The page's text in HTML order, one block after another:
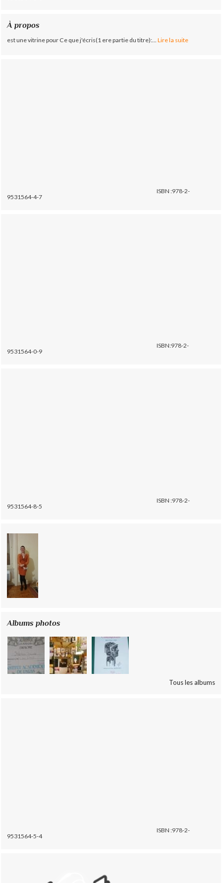
À propos
est une vitrine pour Ce que j'écris(1 ere partie du titre):... Lire la suite
ISBN :978-2-
9531564-4-7
ISBN:978-2-
9531564-0-9
ISBN :978-2-
9531564-8-5
Albums photos
Tous les albums
ISBN :978-2-
9531564-5-4